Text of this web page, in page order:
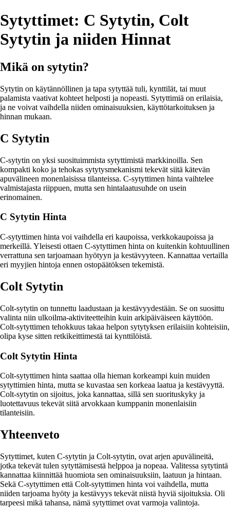
Sytyttimet: C Sytytin, Colt
Sytytin ja niiden Hinnat
Mikä on sytytin?
Sytytin on käytännöllinen ja tapa sytyttää tuli, kynttilät, tai muut
palamista vaativat kohteet helposti ja nopeasti. Sytyttimiä on erilaisia,
ja ne voivat vaihdella niiden ominaisuuksien, käyttötarkoituksen ja
hinnan mukaan.
C Sytytin
C-sytytin on yksi suosituimmista sytyttimistä markkinoilla. Sen
kompakti koko ja tehokas sytytysmekanismi tekevät siitä kätevän
apuvälineen monenlaisissa tilanteissa. C-sytyttimen hinta vaihtelee
valmistajasta riippuen, mutta sen hintalaatusuhde on usein
erinomainen.
C Sytytin Hinta
C-sytyttimen hinta voi vaihdella eri kaupoissa, verkkokaupoissa ja
merkeillä. Yleisesti ottaen C-sytyttimen hinta on kuitenkin kohtuullinen
verrattuna sen tarjoamaan hyötyyn ja kestävyyteen. Kannattaa vertailla
eri myyjien hintoja ennen ostopäätöksen tekemistä.
Colt Sytytin
Colt-sytytin on tunnettu laadustaan ja kestävyydestään. Se on suosittu
valinta niin ulkoilma-aktiviteetteihin kuin arkipäiväiseen käyttöön.
Colt-sytyttimen tehokkuus takaa helpon sytytyksen erilaisiin kohteisiin,
olipa kyse sitten retkikeittimestä tai kynttilöistä.
Colt Sytytin Hinta
Colt-sytyttimen hinta saattaa olla hieman korkeampi kuin muiden
sytyttimien hinta, mutta se kuvastaa sen korkeaa laatua ja kestävyyttä.
Colt-sytytin on sijoitus, joka kannattaa, sillä sen suorituskyky ja
luotettavuus tekevät siitä arvokkaan kumppanin monenlaisiin
tilanteisiin.
Yhteenveto
Sytyttimet, kuten C-sytytin ja Colt-sytytin, ovat arjen apuvälineitä,
jotka tekevät tulen sytyttämisestä helppoa ja nopeaa. Valitessa sytytintä
kannattaa kiinnittää huomiota sen ominaisuuksiin, laatuun ja hintaan.
Sekä C-sytyttimen että Colt-sytyttimen hinta voi vaihdella, mutta
niiden tarjoama hyöty ja kestävyys tekevät niistä hyviä sijoituksia. Oli
tarpeesi mikä tahansa, nämä sytyttimet ovat varmoja valintoja.